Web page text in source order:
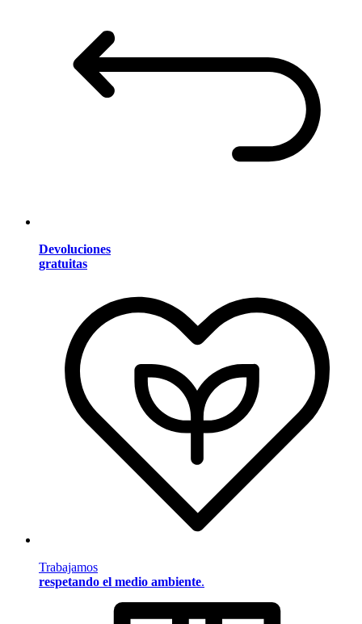
Devoluciones
gratuitas
Trabajamos
respetando el medio ambiente.